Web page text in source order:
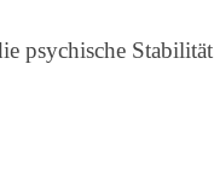
psychische